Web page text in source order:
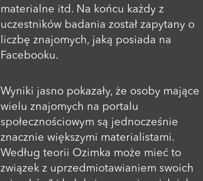
materialne itd. Na końcu każdy z
uczestników badania został zapytany o
liczbę znajomych, jaką posiada na
Facebooku.
Wyniki jasno pokazały, że osoby mające
wielu znajomych na portalu
społecznościowym są jednocześnie
znacznie większymi materialistami.
Według teorii Ozimka może mieć to
związek z uprzedmiotawianiem swoich